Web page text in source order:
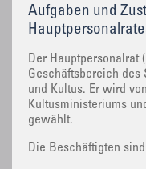
Aufgaben und
Der Hauptpersonalrat
Geschäftsbereich
und Kultus. Er wird
Kultusministeriums
gewählt.
Die Beschäftigten